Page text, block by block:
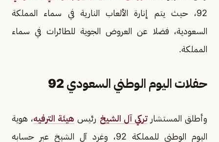
92، حيث يتم إنارة الألعاب النارية في سماء المملكة
السعودية، فضلا عن العروض الجوية للطائرات في سماء
المملكة.
حفلات اليوم الوطني السعودي 92
وأطلق المستشارتركي آل الشيخ رئيس هيئة الترفيه، هوية
اليوم الوطني للمملكة 92، وغرد آل الشيخ عبر حسابه